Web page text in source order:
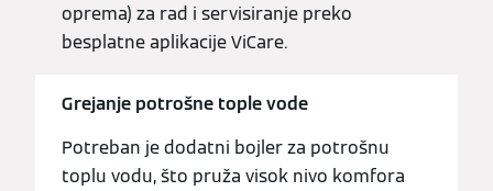
oprema) za rad i servisiranje preko
besplatne aplikacije ViCare.
Grejanje potrošne tople vode
Potreban je dodatni bojler za potrošnu
toplu vodu, što pruža visok nivo komfora